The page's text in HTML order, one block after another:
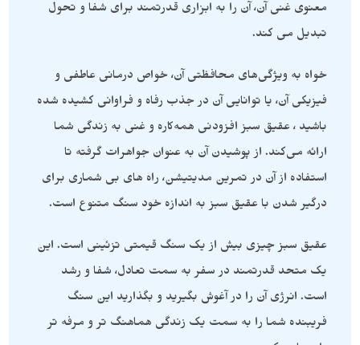
معنوی غنی آن، آن را به ابزاری قدرتمند برای شفا و تحول
تبدیل می کند.
خواه به ویژگی‌های محافظتی آن، خواص درمانی عاطفی و
فیزیکی آن، یا توانایی آن در جذب رفاه و فراوانی کشیده شده
باشید ، عقیق سبز افزودنی همه‌کاره و غنی به زندگی شما
ارائه می‌کند. از پوشیدن آن به عنوان جواهرات گرفته تا
استفاده از آن در تمرین مدیتیشن، راه های بی شماری برای
درگیر شدن با عقیق سبز به اندازه خود سنگ متنوع است.
عقیق سبز چیزی بیش از یک سنگ قیمتی تزئینی است. این
یک متحد قدرتمند در سفر به سمت تعادل، شفا و رشد
است. انرژی آن را در آغوش بگیرید و بگذارید این سنگ
فریبنده شما را به سمت یک زندگی هماهنگ تر و مرفه تر